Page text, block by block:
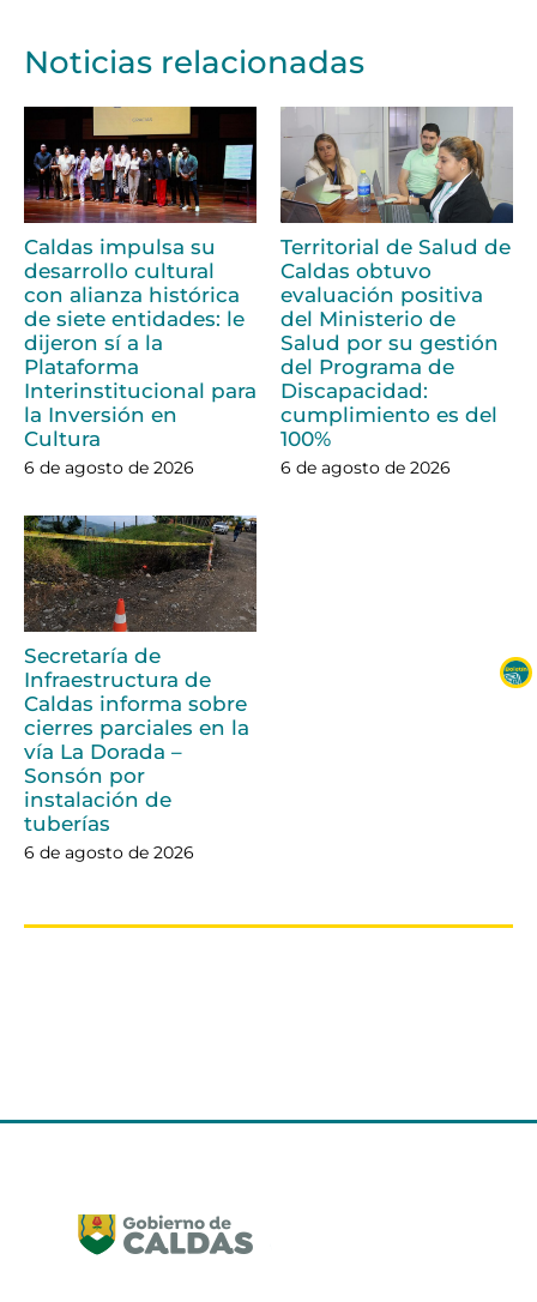
Noticias relacionadas
Caldas impulsa su
desarrollo cultural
con alianza histórica
de siete entidades: le
dijeron sí a la
Plataforma
Interinstitucional para
la Inversión en
Cultura
6 de agosto de 2026
Territorial de Salud de
Caldas obtuvo
evaluación positiva
del Ministerio de
Salud por su gestión
del Programa de
Discapacidad:
cumplimiento es del
100%
6 de agosto de 2026
Secretaría de
Infraestructura de
Caldas informa sobre
cierres parciales en la
vía La Dorada –
Sonsón por
instalación de
tuberías
6 de agosto de 2026